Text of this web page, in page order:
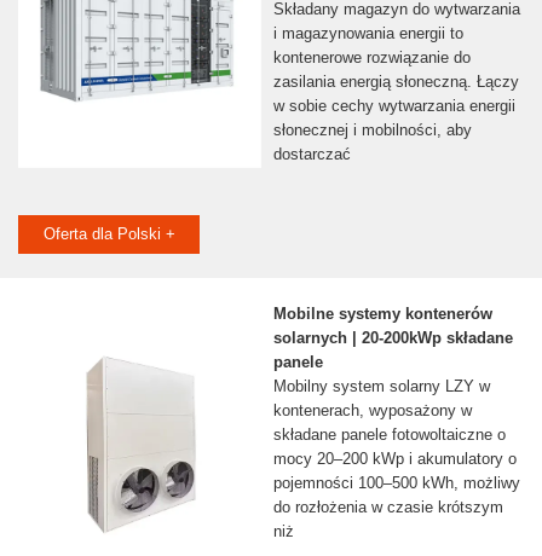
Składany magazyn do wytwarzania
i magazynowania energii to
kontenerowe rozwiązanie do
zasilania energią słoneczną. Łączy
w sobie cechy wytwarzania energii
słonecznej i mobilności, aby
dostarczać
Oferta dla Polski +
Mobilne systemy kontenerów
solarnych | 20-200kWp składane
panele
Mobilny system solarny LZY w
kontenerach, wyposażony w
składane panele fotowoltaiczne o
mocy 20–200 kWp i akumulatory o
pojemności 100–500 kWh, możliwy
do rozłożenia w czasie krótszym
niż